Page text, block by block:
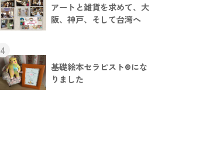
アートと雑貨を求めて、大
阪、神戸、そして台湾へ
4
基礎絵本セラピスト®︎にな
りました